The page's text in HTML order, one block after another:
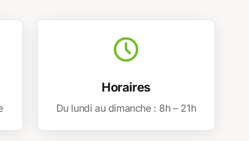
Horaires
Du lundi au dimanche : 8h – 21h